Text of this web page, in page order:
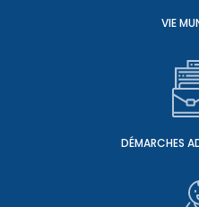
VIE
DÉMARCHES